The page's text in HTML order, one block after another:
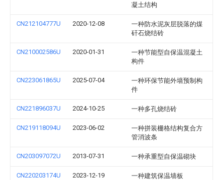
凝土结构
CN212104777U 2020-12-08
一种防水泥灰层脱落的煤
矸石烧结砖
CN210002586U 2020-01-31
一种节能型自保温混凝土
构件
CN223061865U 2025-07-04
一种环保节能外墙预制构
件
CN221896037U 2024-10-25 一种多孔烧结砖
CN219118094U 2023-06-02
一种拼装栅格结构复合方
管消波条
CN203097072U 2013-07-31 一种承重型自保温砌块
CN220203174U 2023-12-19 一种建筑保温墙板